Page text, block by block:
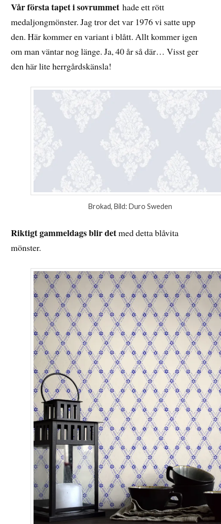
Vår första tapet i sovrummet hade ett rött
medaljongmönster. Jag tror det var 1976 vi satte upp
den. Här kommer en variant i blått. Allt kommer igen
om man väntar nog länge. Ja, 40 år så där… Visst ger
den här lite herrgårdskänsla!
Brokad, Bild: Duro Sweden
Riktigt gammeldags blir detmed detta blåvita
mönster.